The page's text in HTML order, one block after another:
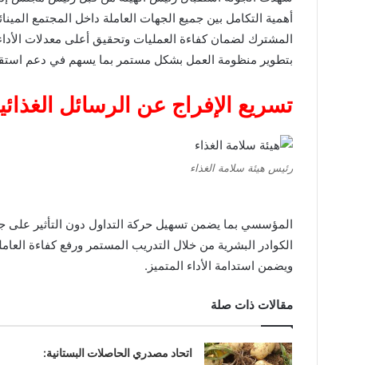
أهمية التكامل بين جميع الجهات العاملة داخل المجتمع
المشترك لضمان كفاءة العمليات وتحقيق أعلى معدلات الأداء
بتطوير منظومة العمل بشكل مستمر بما يسهم في دعم
تسريع الإفراج عن الرسائل
رئيس هيئة سلامة الغذاء
المؤسسي بما يضمن تسهيل حركة التداول دون التأثير على
الكوادر البشرية من خلال التدريب المستمر ورفع كفاءة
ويضمن استدامة الأداء المتميز.
مقالات ذات صلة
اتحاد مصدري الحاصلات البستانية: